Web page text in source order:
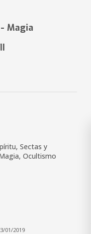
Magia
Sectas y
Ocultismo
01/2019